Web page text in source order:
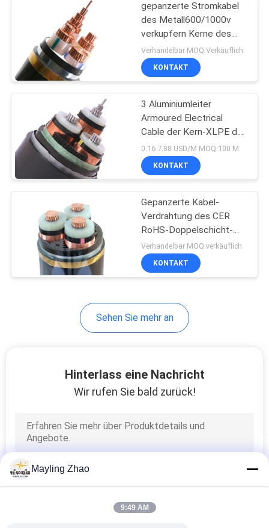
Gummi umhülltes
Kabel
95
Steuerleitungen
76
Instrument-Kabel
Hohe Temperatur-
Kabel
gepanzerte Stromkabel
des Metall600/1000v
verkupfern Kerne des
Leiter-5
Verhandelbar MOQ:Verkäuflich
KONTAKT
3 Aluminiumleiter
Armoured Electrical
Cable der Kern-XLPE der
Isolierungs-26/35KV
3x300 SQMM
0.16-7.88 USD/M MOQ:100 M
KONTAKT
Gepanzerte Kabel-
Verdrahtung des CER
RoHS-Doppelschicht-
Stahlband-0.6/1KV
Verhandelbar MOQ:verkäuflich
KONTAKT
Sehen Sie mehr an
Hinterlass eine Nachricht
Wir rufen Sie bald zurück!
Mayling Zhao
9:49 AM